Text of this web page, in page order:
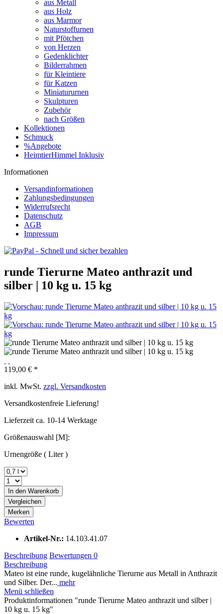
aus Metall
aus Holz
aus Marmor
Naturstoffurnen
mit Pfötchen
von Herzen
Gedenklichter
Bilderrahmen
für Kleintiere
für Katzen
Miniatururnen
Skulpturen
Zubehör
nach Größen
Kollektionen
Schmuck
%Angebote
HeimtierHimmel Inklusiv
Informationen
Versandinformationen
Zahlungsbedingungen
Widerrufsrecht
Datenschutz
AGB
Impressum
runde Tierurne Mateo anthrazit und
silber | 10 kg u. 15 kg
119,00 € *
inkl. MwSt. zzgl. Versandkosten
Versandkostenfreie Lieferung!
Lieferzeit ca. 10-14 Werktage
Größenauswahl [M]:
Urnengröße ( Liter )
In den Warenkorb
Vergleichen
Merken
Bewerten
Artikel-Nr.: 14.103.41.07
Beschreibung Bewertungen 0
Beschreibung
Mateo ist eine runde, kugelähnliche Tierurne aus Metall in Anthrazit
und Silber. Der... mehr
Menü schließen
Produktinformationen "runde Tierurne Mateo anthrazit und silber |
10 kg u. 15 kg"